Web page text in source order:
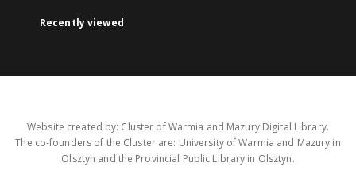
Recently viewed
Website created by: Cluster of Warmia and Mazury Digital Library.
The co-founders of the Cluster are: University of Warmia and Mazury in
Olsztyn and the Provincial Public Library in Olsztyn.